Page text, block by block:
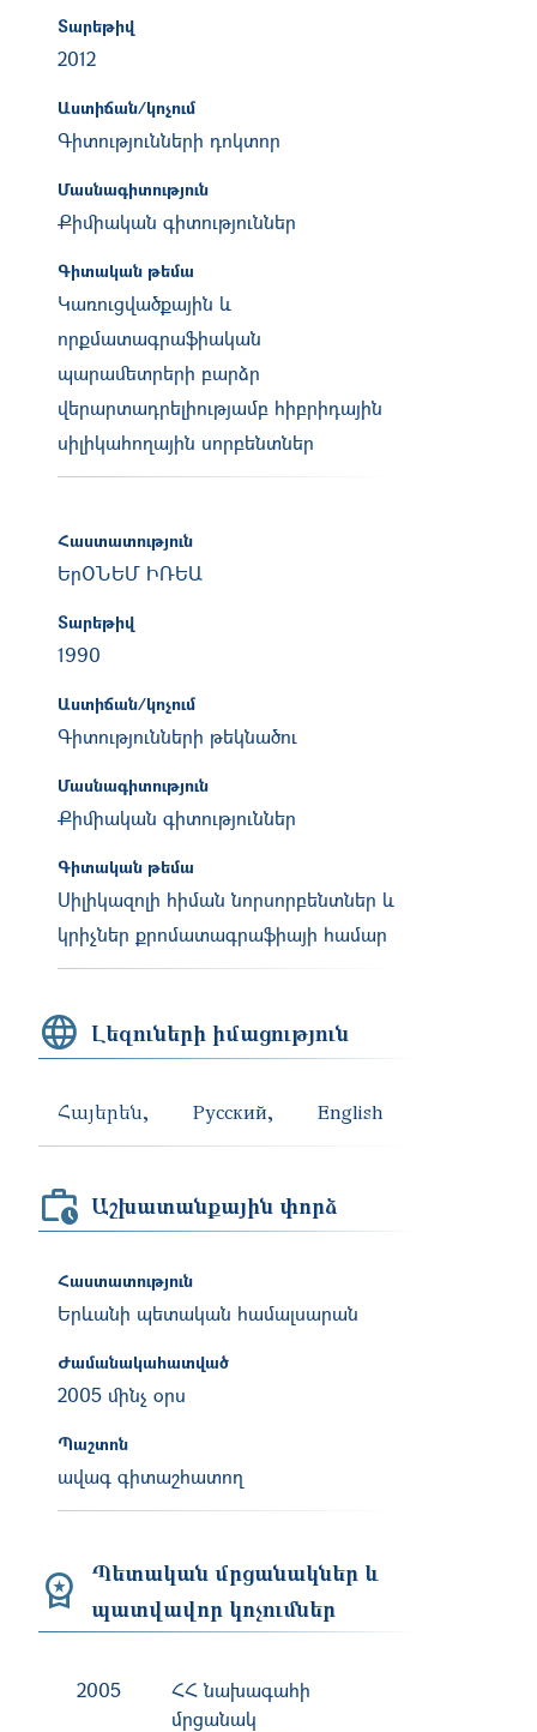
Տարեթիվ
2012
Աստիճան/կոչում
Գիտությունների դոկտոր
Մասնագիտություն
Քիմիական գիտություններ
Գիտական թեմա
Կառուցվածքային և
որքմատագրաֆիական
պարամետրերի բարձր
վերարտադրելիությամբ հիբրիդային
սիլիկահողային սորբենտներ
Հաստատություն
ԵրՕՆԵՄ ԻՌԵԱ
Տարեթիվ
1990
Աստիճան/կոչում
Գիտությունների թեկնածու
Մասնագիտություն
Քիմիական գիտություններ
Գիտական թեմա
Սիլիկազոլի հիման նորսորբենտներ և
կրիչներ քրոմատագրաֆիայի համար
Լեզուների իմացություն
Հայերեն Русский English
Աշխատանքային փորձ
Հաստատություն
Երևանի պետական համալսարան
Ժամանակահատված
2005 մինչ օրս
Պաշտոն
ավագ գիտաշհատող
Պետական մրցանակներ և
պատվավոր կոչումներ
2005
ՀՀ նախագահի
մրցանակ